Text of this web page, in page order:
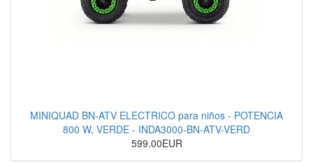
MINIQUAD BN-ATV ELECTRICO para niños - POTENCIA
800 W, VERDE - INDA3000-BN-ATV-VERD
599.00EUR